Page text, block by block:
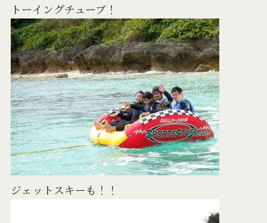
トーイングチューブ！
ジェットスキーも！！